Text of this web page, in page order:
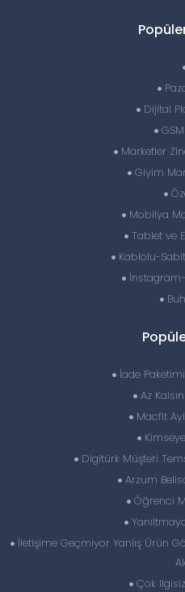
Dijital
Marketler
Giyim
Mobilya
Tablet ve
Kablolu-
İnstagram-
İade
Az
Macfit
Digitürk Müşteri
Arzum
Öğrenci
İletişime Geçmiyor Yanlış Ürün
Çok